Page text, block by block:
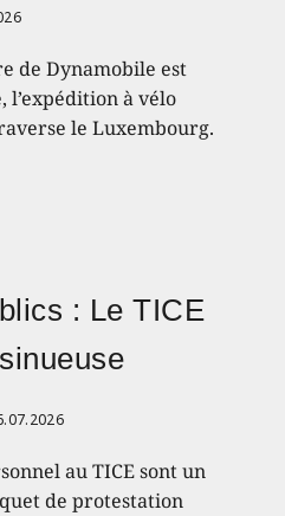
de Dynamobile est
l’expédition à vélo
le Luxembourg.
: Le TICE
au TICE sont un
de protestation